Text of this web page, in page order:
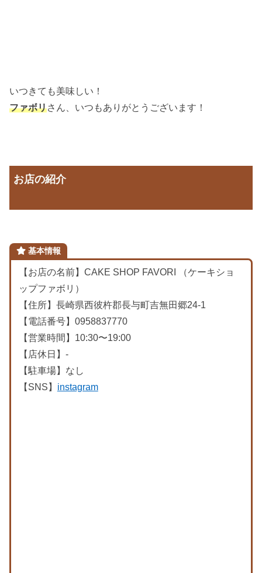
いつきても美味しい！
ファボリさん、いつもありがとうございます！
お店の紹介
基本情報
【お店の名前】CAKE SHOP FAVORI （ケーキショ
ップファボリ）
【住所】長崎県西彼杵郡長与町吉無田郷24-1
【電話番号】0958837770
【営業時間】10:30〜19:00
【店休日】-
【駐車場】なし
【SNS】 instagram